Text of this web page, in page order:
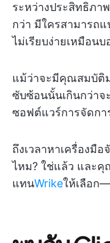
ระหว่างประสิทธิภา
กว่า มีใครสามารถ
ไม่เรียบง่ายเหมือน
แม้ว่าจะมีคุณสมบัติ
ซับซ้อนนั้นเกินกว่าจ
ซอฟต์แวร์การจัดกา
ถึงเวลาหาเครื่องมื
ไหม? ใช่แล้ว และ
แทนWrikeให้เลือก